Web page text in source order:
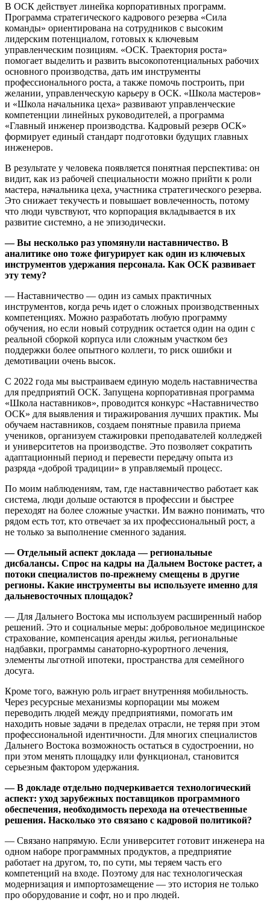
В ОСК действует линейка корпоративных программ.
Программа стратегического кадрового резерва «Сила
команды» ориентирована на сотрудников с высоким
лидерским потенциалом, готовых к ключевым
управленческим позициям. «ОСК. Траектория роста»
помогает выделить и развить высокопотенциальных рабочих
основного производства, дать им инструменты
профессионального роста, а также помочь построить, при
желании, управленческую карьеру в ОСК. «Школа мастеров»
и «Школа начальника цеха» развивают управленческие
компетенции линейных руководителей, а программа
«Главный инженер производства. Кадровый резерв ОСК»
формирует единый стандарт подготовки будущих главных
инженеров.
В результате у человека появляется понятная перспектива: он
видит, как из рабочей специальности можно прийти к роли
мастера, начальника цеха, участника стратегического резерва.
Это снижает текучесть и повышает вовлеченность, потому
что люди чувствуют, что корпорация вкладывается в их
развитие системно, а не эпизодически.
— Вы несколько раз упомянули наставничество. В
аналитике оно тоже фигурирует как один из ключевых
инструментов удержания персонала. Как ОСК развивает
эту тему?
— Наставничество — один из самых практичных
инструментов, когда речь идет о сложных производственных
компетенциях. Можно разработать любую программу
обучения, но если новый сотрудник остается один на один с
реальной сборкой корпуса или сложным участком без
поддержки более опытного коллеги, то риск ошибки и
демотивации очень высок.
С 2022 года мы выстраиваем единую модель наставничества
для предприятий ОСК. Запущена корпоративная программа
«Школа наставников», проводится конкурс «Наставничество
ОСК» для выявления и тиражирования лучших практик. Мы
обучаем наставников, создаем понятные правила приема
учеников, организуем стажировки преподавателей колледжей
и университетов на производстве. Это позволяет сократить
адаптационный период и перевести передачу опыта из
разряда «доброй традиции» в управляемый процесс.
По моим наблюдениям, там, где наставничество работает как
система, люди дольше остаются в профессии и быстрее
переходят на более сложные участки. Им важно понимать, что
рядом есть тот, кто отвечает за их профессиональный рост, а
не только за выполнение сменного задания.
— Отдельный аспект доклада — региональные
дисбалансы. Спрос на кадры на Дальнем Востоке растет, а
потоки специалистов по‑прежнему смещены в другие
регионы. Какие инструменты вы используете именно для
дальневосточных площадок?
— Для Дальнего Востока мы используем расширенный набор
решений. Это и социальные меры: добровольное медицинское
страхование, компенсация аренды жилья, региональные
надбавки, программы санаторно‑курортного лечения,
элементы льготной ипотеки, пространства для семейного
досуга.
Кроме того, важную роль играет внутренняя мобильность.
Через ресурсные механизмы корпорации мы можем
переводить людей между предприятиями, помогать им
находить новые задачи в пределах отрасли, не теряя при этом
профессиональной идентичности. Для многих специалистов
Дальнего Востока возможность остаться в судостроении, но
при этом менять площадку или функционал, становится
серьезным фактором удержания.
— В докладе отдельно подчеркивается технологический
аспект: уход зарубежных поставщиков программного
обеспечения, необходимость перехода на отечественные
решения. Насколько это связано с кадровой политикой?
— Связано напрямую. Если университет готовит инженера на
одном наборе программных продуктов, а предприятие
работает на другом, то, по сути, мы теряем часть его
компетенций на входе. Поэтому для нас технологическая
модернизация и импортозамещение — это история не только
про оборудование и софт, но и про людей.